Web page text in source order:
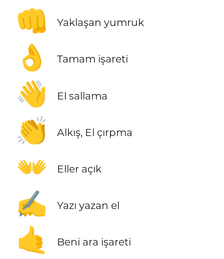
👊 Yaklaşan yumruk
👌 Tamam işareti
👋 El sallama
👏 Alkış, El çırpma
👐 Eller açık
✍️ Yazı yazan el
🤙 Beni ara işareti